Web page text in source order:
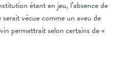
étant en jeu, l’absence de
vécue comme un aveu de
permettrait selon certains de «